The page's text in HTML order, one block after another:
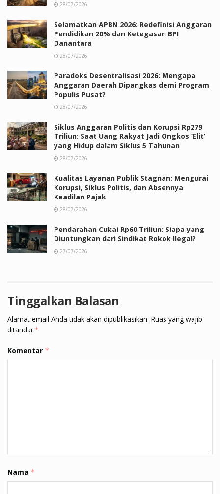
28/07/2026
Selamatkan APBN 2026: Redefinisi Anggaran
Pendidikan 20% dan Ketegasan BPI
Danantara
28/07/2026
Paradoks Desentralisasi 2026: Mengapa
Anggaran Daerah Dipangkas demi Program
Populis Pusat?
28/07/2026
Siklus Anggaran Politis dan Korupsi Rp279
Triliun: Saat Uang Rakyat Jadi Ongkos ‘Elit’
yang Hidup dalam Siklus 5 Tahunan
28/07/2026
Kualitas Layanan Publik Stagnan: Mengurai
Korupsi, Siklus Politis, dan Absennya
Keadilan Pajak
28/07/2026
Pendarahan Cukai Rp60 Triliun: Siapa yang
Diuntungkan dari Sindikat Rokok Ilegal?
27/07/2026
Tinggalkan Balasan
Alamat email Anda tidak akan dipublikasikan. Ruas yang wajib
ditandai *
Komentar *
Nama *